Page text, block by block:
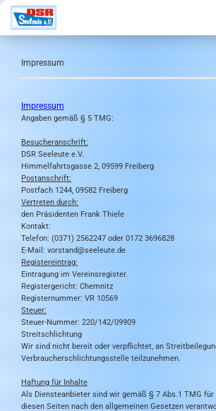
Impressum
Impressum
Angaben gemäß § 5 TMG:
Besucheranschrift:
DSR Seeleute e.V.
Himmelfahrtsgasse 2, 09599 Freiberg
Postanschrift:
Postfach 1244, 09582 Freiberg
Vertreten durch:
den Präsidenten Frank Thiele
Kontakt:
Telefon: (0371) 2562247 oder 0172 3696828
E-Mail: vorstand@seeleute.de
Registereintrag:
Eintragung im Vereinsregister.
Registergericht: Chemnitz
Registernummer: VR 10569
Steuer:
Steuer-Nummer: 220/142/09909
Streitschlichtung
Wir sind nicht bereit oder verpflichtet, an
Verbraucherschlichtungsstelle teilzunehmen.
Haftung für Inhalte
Als Diensteanbieter sind wir gemäß § 7 Abs.1 TMG
diesen Seiten nach den allgemeinen Gesetzen